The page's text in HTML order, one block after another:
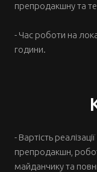
препродакшну та
- Час роботи на
години.
- Вартість
препродакшн,
майданчику та